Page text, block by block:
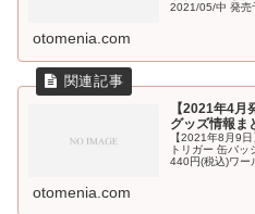
2021/05/中 発売
otomenia.com
【2021年4
グッズ情報ま
【2021年8月9
トリガー 缶バ
440円(税込)ワー
otomenia.com